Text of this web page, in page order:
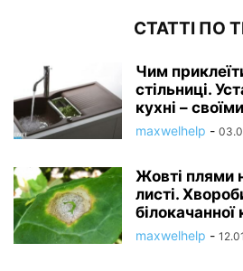
СТАТТІ ПО
Чим
стільниці.
кухні –
maxwelhelp -
Жовті плями
листі.
білокачанної
maxwelhelp -